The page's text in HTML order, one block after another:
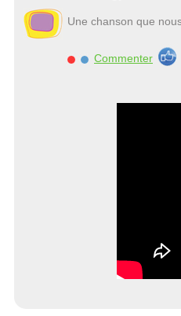
Une chanson que
Commenter